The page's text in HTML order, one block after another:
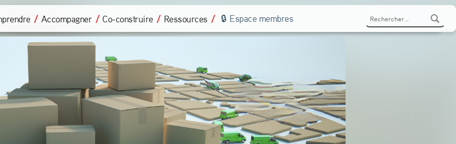
Accompagner Co-construire Ressources Espace membres